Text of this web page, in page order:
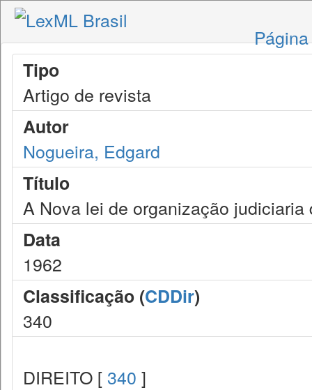
Tipo
Artigo de revista
Autor
Nogueira, Edgard
Título
A Nova lei de organização judiciaria
Data
1962
Classificação (CDDir)
340
DIREITO [ 340 ]